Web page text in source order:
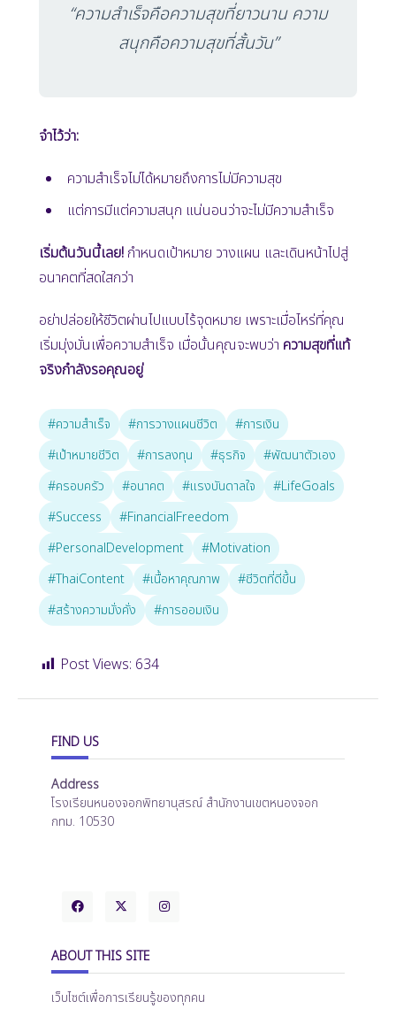
“ความสำเร็จคือความสุขที่ยาวนาน ความ
สนุกคือความสุขที่สั้นวัน”
จำไว้ว่า:
ความสำเร็จไม่ได้หมายถึงการไม่มีความสุข
แต่การมีแต่ความสนุก แน่นอนว่าจะไม่มีความสำเร็จ
เริ่มต้นวันนี้เลย! กำหนดเป้าหมาย วางแผน และเดินหน้าไปสู่
อนาคตที่สดใสกว่า
อย่าปล่อยให้ชีวิตผ่านไปแบบไร้จุดหมาย เพราะเมื่อไหร่ที่คุณ
เริ่มมุ่งมั่นเพื่อความสำเร็จ เมื่อนั้นคุณจะพบว่า ความสุขที่แท้
จริงกำลังรอคุณอยู่
#ความสำเร็จ #การวางแผนชีวิต
#การเงิน
#เป้าหมายชีวิต
#การลงทุน #ธุรกิจ
#พัฒนาตัวเอง
#ครอบครัว
#อนาคต #แรงบันดาลใจ
#LifeGoals
#Success
#FinancialFreedom
#PersonalDevelopment
#Motivation
#ThaiContent
#เนื้อหาคุณภาพ
#ชีวิตที่ดีขึ้น
#สร้างความมั่งคั่ง
#การออมเงิน
Post Views: 634
FIND US
Address
โรงเรียนหนองจอกพิทยานุสรณ์ สำนักงานเขตหนองจอก
กทม. 10530
ABOUT THIS SITE
เว็บไซต์เพื่อการเรียนรู้ของทุกคน